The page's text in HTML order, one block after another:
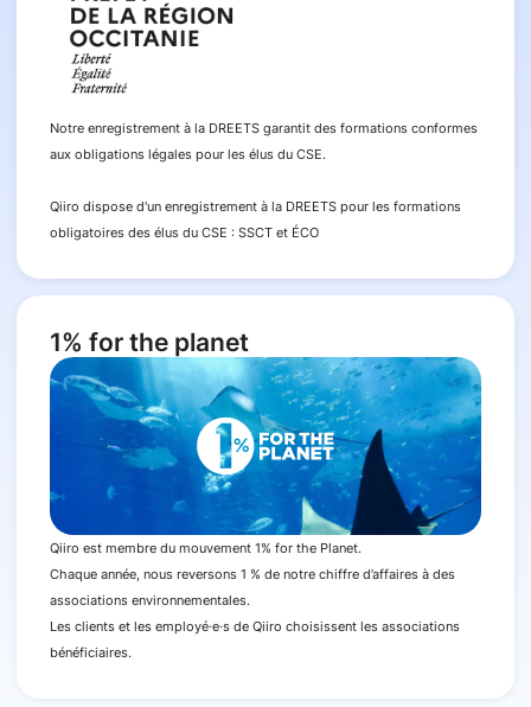
Notre enregistrement à la DREETS garantit des formations conformes
aux obligations légales pour les élus du CSE.
Qiiro dispose d'un enregistrement à la DREETS pour les formations
obligatoires des élus du CSE : SSCT et ÉCO
1% for the planet
Qiiro est membre du mouvement 1% for the Planet.
Chaque année, nous reversons 1 % de notre chiffre d’affaires à des
associations environnementales.
Les clients et les employé·e·s de Qiiro choisissent les associations
bénéficiaires.